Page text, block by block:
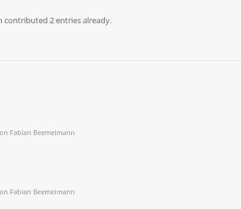
contributed 2 entries already.
Fabian Beemelmann
Fabian Beemelmann